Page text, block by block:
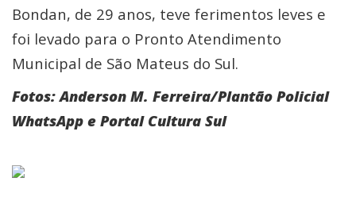
Bondan, de 29 anos, teve ferimentos leves e
foi levado para o Pronto Atendimento
Municipal de São Mateus do Sul.
Fotos: Anderson M. Ferreira/Plantão Policial
WhatsApp e Portal Cultura Sul